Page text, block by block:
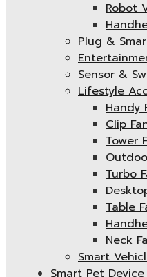
Robot
Plug &
Sensor &
Lifestyle
Handy
Clip
Tower
Turbo
Table
Neck
Smart
Smart Pet Device